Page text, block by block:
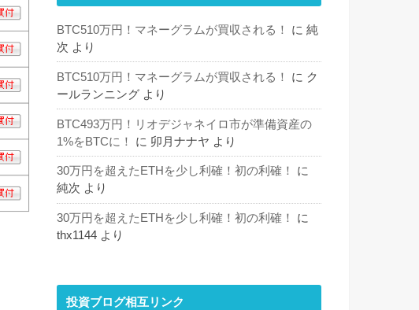
BTC510万円！マネーグラムが買収される！ に 純
次 より
BTC510万円！マネーグラムが買収される！ に ク
ールランニング より
BTC493万円！リオデジャネイロ市が準備資産の
1%をBTCに！
に 卯月ナナヤ より
30万円を超えたETHを少し利確！初の利確！
に
純次 より
30万円を超えたETHを少し利確！初の利確！
に
thx1144 より
投資ブログ相互リンク